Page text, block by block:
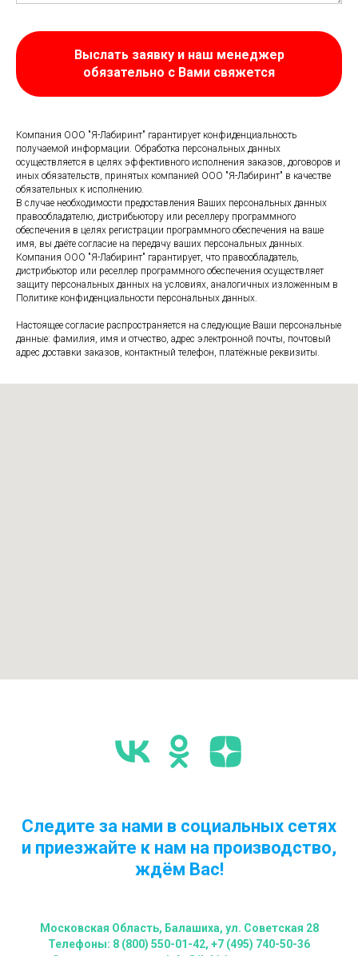
Выслать заявку и наш менеджер
обязательно с Вами свяжется
Компания ООО "Я-Лабиринт" гарантирует конфиденциальность
получаемой информации. Обработка персональных данных
осуществляется в целях эффективного исполнения заказов, договоров и
иных обязательств, принятых компанией ООО "Я-Лабиринт" в качестве
обязательных к исполнению.
В случае необходимости предоставления Ваших персональных данных
правообладателю, дистрибьютору или реселлеру программного
обеспечения в целях регистрации программного обеспечения на ваше
имя, вы даёте согласие на передачу ваших персональных данных.
Компания ООО "Я-Лабиринт" гарантирует, что правообладатель,
дистрибьютор или реселлер программного обеспечения осуществляет
защиту персональных данных на условиях, аналогичных изложенным в
Политике конфиденциальности персональных данных.
Настоящее согласие распространяется на следующие Ваши персональные
данные: фамилия, имя и отчество, адрес электронной почты, почтовый
адрес доставки заказов, контактный телефон, платёжные реквизиты.
Следите за нами в социальных сетях
и приезжайте к нам на производство,
ждём Вас!
Московская Область, Балашиха, ул. Советская 28
Телефоны: 8 (800) 550-01-42, +7 (495) 740-50-36